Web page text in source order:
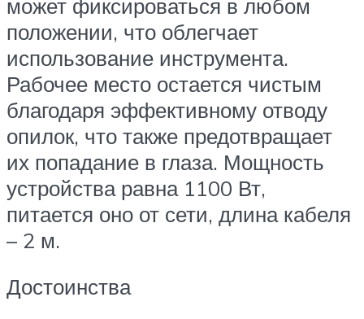
может фиксироваться в любом
положении, что облегчает
использование инструмента.
Рабочее место остается чистым
благодаря эффективному отводу
опилок, что также предотвращает
их попадание в глаза. Мощность
устройства равна 1100 Вт,
питается оно от сети, длина кабеля
– 2 м.
Достоинства